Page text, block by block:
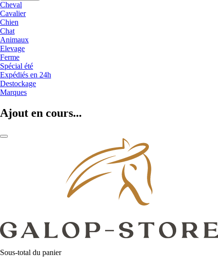
Cheval
Cavalier
Chien
Chat
Animaux
Elevage
Ferme
Spécial été
Expédiés en 24h
Destockage
Marques
Ajout en cours...
Sous-total du panier